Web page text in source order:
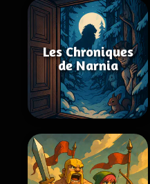
Les Chroniques
de Narnia